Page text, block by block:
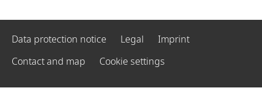
Data protection notice Legal
Imprint
Contact and map
Cookie settings